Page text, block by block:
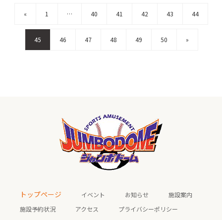
« 1 … 40 41 42 43 44
45 46 47 48 49 50 »
トップページ イベント お知らせ
施設案内
施設予約状況
アクセス プライバシーポリシー